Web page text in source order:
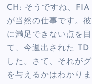
CH: そうですね、
が当然の仕事です。
に満足できない点を
て、今週出された TD
した。さて、それが
を与えるかはわかり